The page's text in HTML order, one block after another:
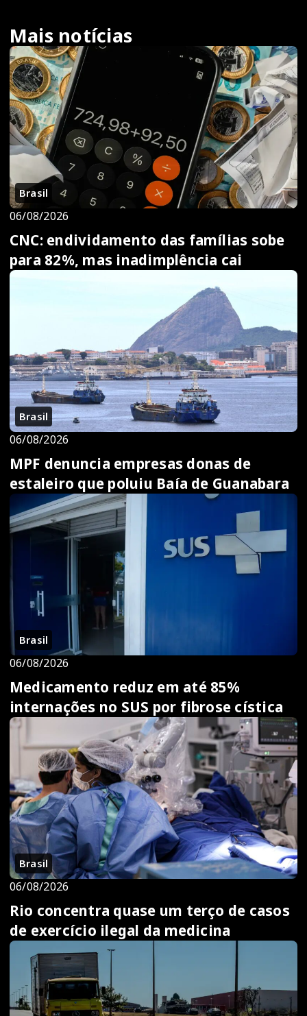
Mais notícias
Brasil
06/08/2026
CNC: endividamento das famílias sobe
para 82%, mas inadimplência cai
Brasil
06/08/2026
MPF denuncia empresas donas de
estaleiro que poluiu Baía de Guanabara
Brasil
06/08/2026
Medicamento reduz em até 85%
internações no SUS por fibrose cística
Brasil
06/08/2026
Rio concentra quase um terço de casos
de exercício ilegal da medicina